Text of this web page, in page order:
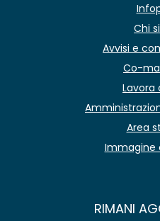
Chi
Avvisi e
Co-
Lavora
Area
Immagine
RIMANI